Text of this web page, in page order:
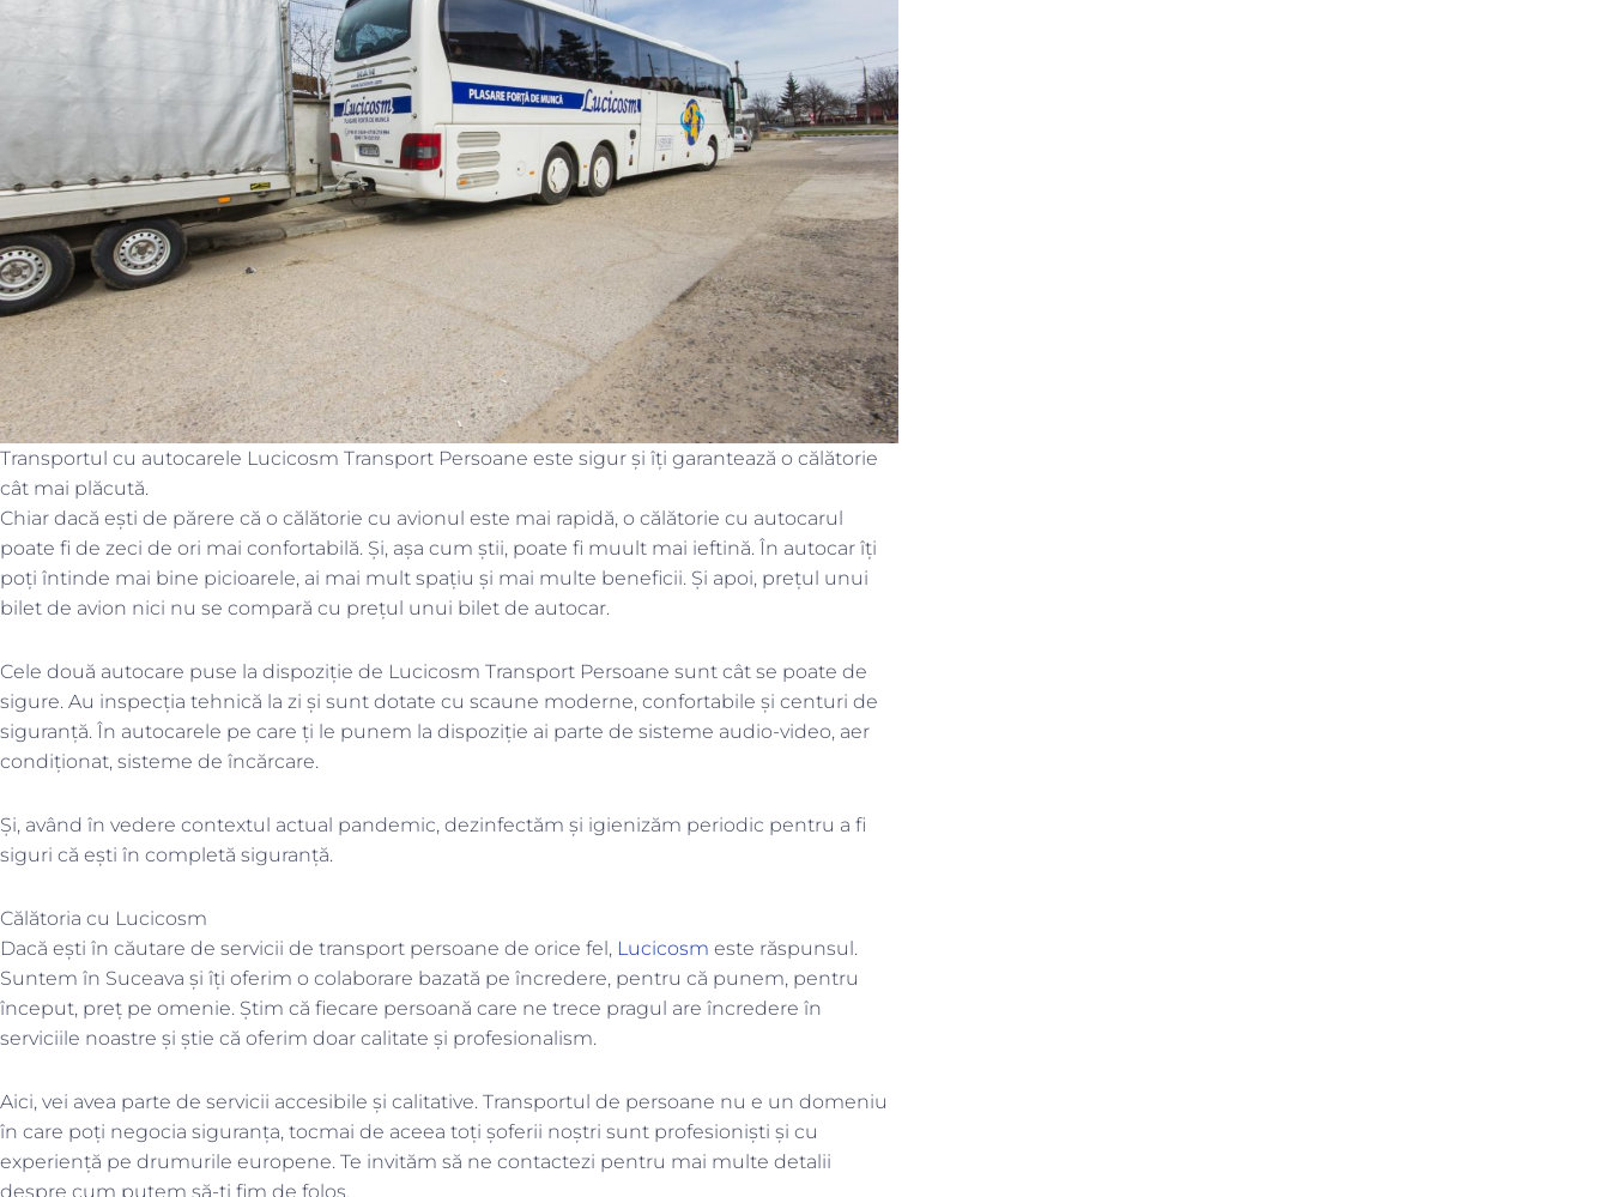
Transportul cu autocarele Lucicosm Transport Persoane este sigur și îți garantează o călătorie
cât mai plăcută.
Chiar dacă ești de părere că o călătorie cu avionul este mai rapidă, o călătorie cu autocarul
poate fi de zeci de ori mai confortabilă. Și, așa cum știi, poate fi muult mai ieftină. În autocar îți
poți întinde mai bine picioarele, ai mai mult spațiu și mai multe beneficii. Și apoi, prețul unui
bilet de avion nici nu se compară cu prețul unui bilet de autocar.
Cele două autocare puse la dispoziție de Lucicosm Transport Persoane sunt cât se poate de
sigure. Au inspecția tehnică la zi și sunt dotate cu scaune moderne, confortabile și centuri de
siguranță. În autocarele pe care ți le punem la dispoziție ai parte de sisteme audio-video, aer
condiționat, sisteme de încărcare.
Și, având în vedere contextul actual pandemic, dezinfectăm și igienizăm periodic pentru a fi
siguri că ești în completă siguranță.
Călătoria cu Lucicosm
Dacă ești în căutare de servicii de transport persoane de orice fel, Lucicosm este răspunsul.
Suntem în Suceava și îți oferim o colaborare bazată pe încredere, pentru că punem, pentru
început, preț pe omenie. Știm că fiecare persoană care ne trece pragul are încredere în
serviciile noastre și știe că oferim doar calitate și profesionalism.
Aici, vei avea parte de servicii accesibile și calitative. Transportul de persoane nu e un domeniu
în care poți negocia siguranța, tocmai de aceea toți șoferii noștri sunt profesioniști și cu
experiență pe drumurile europene. Te invităm să ne contactezi pentru mai multe detalii
despre cum putem să-ți fim de folos.